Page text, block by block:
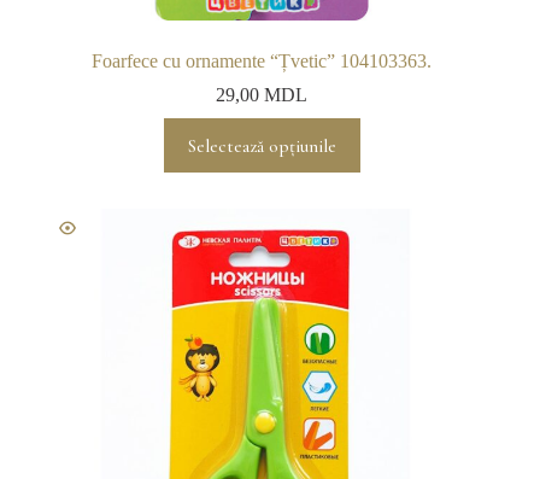
Foarfece cu ornamente “Țvetic” 104103363.
29,00MDL
Selectează opțiunile
produs
are
variații.
Opțiunile
pot
fi
alese
în
pagina
produsului.